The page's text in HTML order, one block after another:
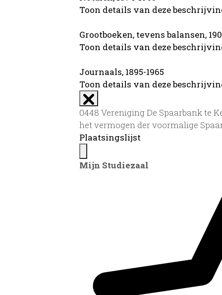
Toon details van deze
Grootboeken, tevens balansen,
Toon details van deze
Journaals, 1895-1965
Toon details van deze
0448 Vereniging De Spaarbank te
het vermogen der voormalige
Plaatsingslijst
Mijn Studiezaal